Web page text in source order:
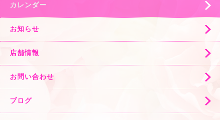
カレンダー
お知らせ
店舗情報
お問い合わせ
ブログ